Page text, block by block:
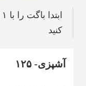
کنید
آشپزی- ۱۲۵